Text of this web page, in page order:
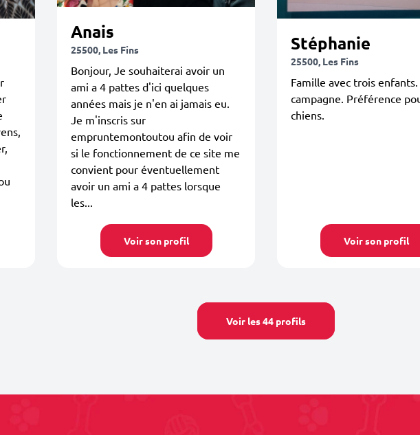
Anais
25500, Les Fins
Bonjour, Je souhaiterai avoir un
ami a 4 pattes d'ici quelques
années mais je n'en ai jamais eu.
Je m'inscris sur
empruntemontoutou afin de voir
si le fonctionnement de ce site me
convient pour éventuellement
avoir un ami a 4 pattes lorsque
les...
Voir son profil
Stéphanie
25500, Les Fins
Famille avec trois
campagne. Préférence
chiens.
Voir son profil
Voir les 44 profils